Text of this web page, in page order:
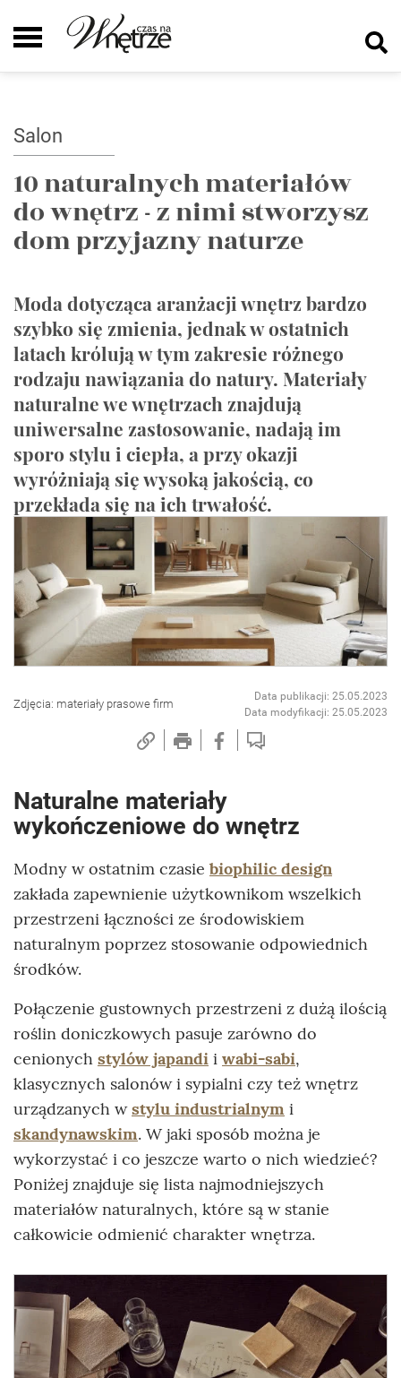
Salon
10 naturalnych materiałów
do wnętrz - z nimi stworzysz
dom przyjazny naturze
Moda dotycząca aranżacji wnętrz bardzo
szybko się zmienia, jednak w ostatnich
latach królują w tym zakresie różnego
rodzaju nawiązania do natury. Materiały
naturalne we wnętrzach znajdują
uniwersalne zastosowanie, nadają im
sporo stylu i ciepła, a przy okazji
wyróżniają się wysoką jakością, co
przekłada się na ich trwałość.
Zdjęcia: materiały prasowe firm
Data publikacji: 25.05.2023
Data modyfikacji: 25.05.2023
Naturalne materiały
wykończeniowe do wnętrz
Modny w ostatnim czasie biophilic design
zakłada zapewnienie użytkownikom wszelkich
przestrzeni łączności ze środowiskiem
naturalnym poprzez stosowanie odpowiednich
środków.
Połączenie gustownych przestrzeni z dużą ilością
roślin doniczkowych pasuje zarówno do
cenionych stylów japandi i wabi-sabi,
klasycznych salonów i sypialni czy też wnętrz
urządzanych wstylu industrialnym i
skandynawskim. W jaki sposób można je
wykorzystać i co jeszcze warto o nich wiedzieć?
Poniżej znajduje się lista najmodniejszych
materiałów naturalnych, które są w stanie
całkowicie odmienić charakter wnętrza.